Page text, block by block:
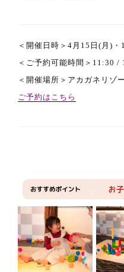
＜開催日時＞4月15日(月)
＜ご予約可能時間＞11:30 /
＜開催場所＞アカガネリ
ご予約はこちら